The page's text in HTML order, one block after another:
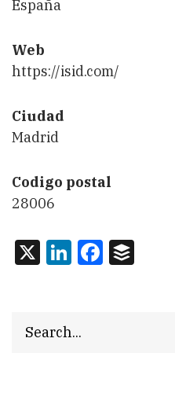
España
Web
https://isid.com/
Ciudad
Madrid
Codigo postal
28006
X LinkedIn